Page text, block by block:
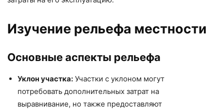
Изучение рельефа местности
Основные аспекты рельефа
Уклон участка: Участки с уклоном могут
потребовать дополнительных затрат на
выравнивание, но также предоставляют